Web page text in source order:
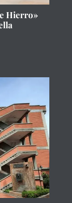
Hierro»